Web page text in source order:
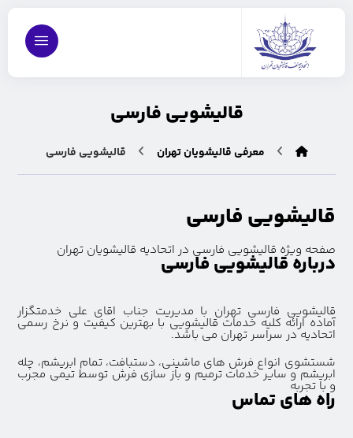
قالیشویی فارسی
معرفی قالیشویان تهران قالیشویی فارسی
قالیشویی فارسی
صفحه ویژه قالیشویی فارسی در اتحادیه قالیشویان تهران
درباره قالیشویی فارسی
قالیشویی فارسی تهران با مدیریت جناب اقای علی خدمتگزار
آماده ارائه کلیه خدمات قالیشویی با بهترین کیفیت و نرخ رسمی
اتحادیه در سراسر تهران می باشد.
شستشوی انواع فرش های ماشینی، دستبافت، تمام ابریشم، چله
ابریشم و سایر خدمات ترمیم و باز سازی فرش توسط تیمی مجرب
و با تجربه
راه های تماس